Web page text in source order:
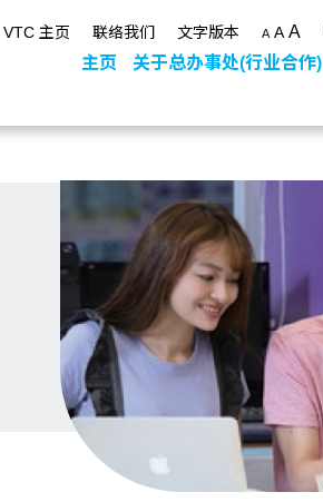
VTC 主页 联络我们 文字版本 A A A
主页 关于总办事处(行业合作)